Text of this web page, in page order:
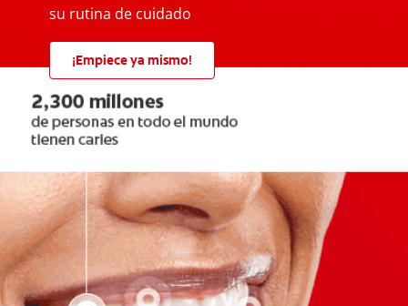
su rutina de cuidado
¡Empiece ya mismo!